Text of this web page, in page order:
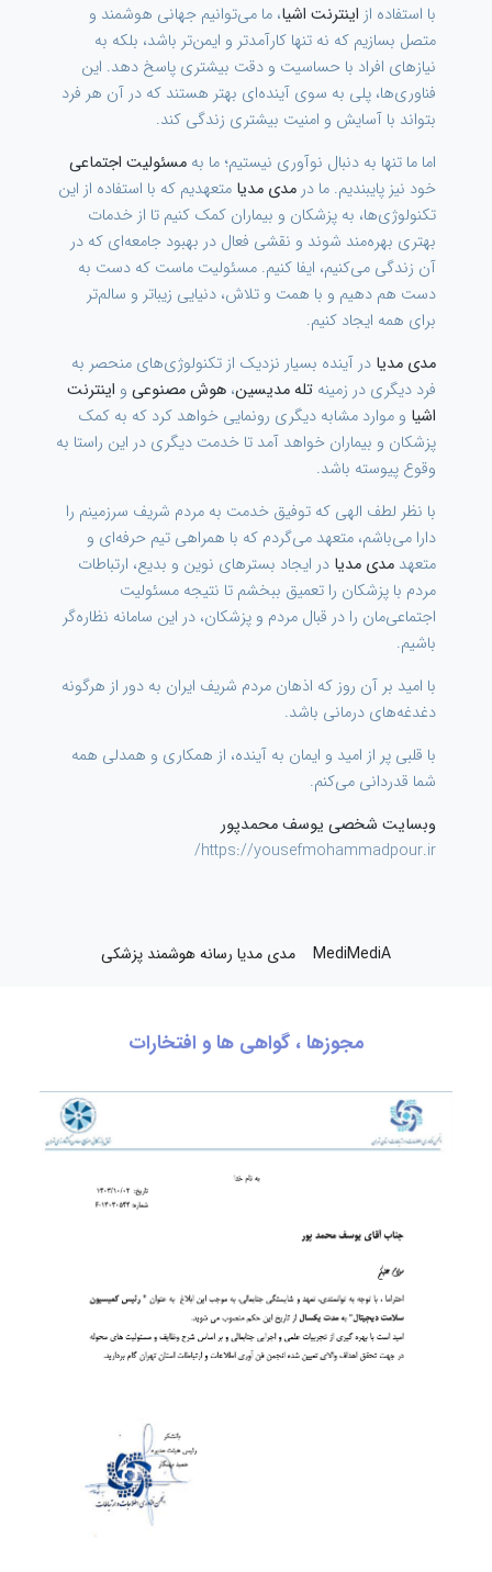
با استفاده از اینترنت اشیا، ما می‌توانیم جهانی هوشمند و
متصل بسازیم که نه تنها کارآمدتر و ایمن‌تر باشد، بلکه به
نیازهای افراد با حساسیت و دقت بیشتری پاسخ دهد. این
فناوری‌ها، پلی به سوی آینده‌ای بهتر هستند که در آن هر فرد
بتواند با آسایش و امنیت بیشتری زندگی کند.
اما ما تنها به دنبال نوآوری نیستیم؛ ما به مسئولیت اجتماعی
خود نیز پایبندیم. ما در مدی مدیا متعهدیم که با استفاده از این
تکنولوژی‌ها، به پزشکان و بیماران کمک کنیم تا از خدمات
بهتری بهره‌مند شوند و نقشی فعال در بهبود جامعه‌ای که در
آن زندگی می‌کنیم، ایفا کنیم. مسئولیت ماست که دست به
دست هم دهیم و با همت و تلاش، دنیایی زیباتر و سالم‌تر
برای همه ایجاد کنیم.
مدی مدیا در آینده بسیار نزدیک از تکنولوژی‌های منحصر به
فرد دیگری در زمینه تله مدیسین، هوش مصنوعیو اینترنت
اشیا و موارد مشابه دیگری رونمایی خواهد کرد که به کمک
پزشکان و بیماران خواهد آمد تا خدمت دیگری در این راستا به
وقوع پیوسته باشد.
با نظر لطف الهی که توفیق خدمت به مردم شریف سرزمینم را
دارا می‌باشم، متعهد می‌گردم که با همراهی تیم حرفه‌ای و
متعهد مدی مدیا در ایجاد بسترهای نوین و بدیع، ارتباطات
مردم با پزشکان را تعمیق ببخشم تا نتیجه مسئولیت
اجتماعی‌مان را در قبال مردم و پزشکان، در این سامانه نظاره‌گر
باشیم.
با امید بر آن روز که اذهان مردم شریف ایران به دور از هرگونه
دغدغه‌های درمانی باشد.
با قلبی پر از امید و ایمان به آینده، از همکاری و همدلی همه
شما قدردانی می‌کنم.
وبسایت شخصی یوسف محمدپور
https://yousefmohammadpour.ir/
MediMediA مدی مدیا رسانه هوشمند پزشکی
مجوزها ، گواهی ها و افتخارات